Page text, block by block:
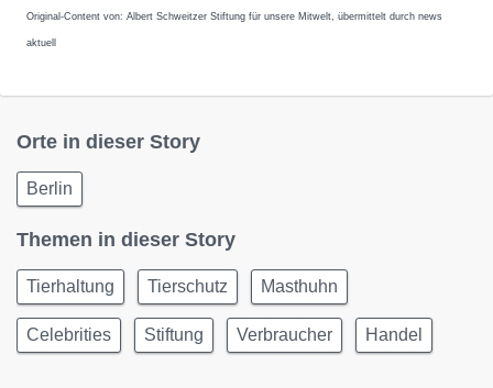
Original-Content von: Albert Schweitzer Stiftung für unsere Mitwelt, übermittelt durch news
aktuell
Orte in dieser Story
Berlin
Themen in dieser Story
Tierhaltung Tierschutz Masthuhn
Celebrities Stiftung Verbraucher Handel